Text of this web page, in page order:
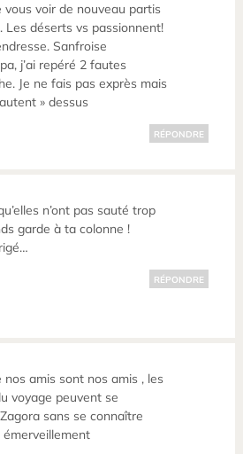
vous voir de nouveau partis
Les déserts vs passionnent!
Sanfroise
j’ai repéré 2 fautes
Je ne fais pas exprès mais
» dessus
RÉPONDRE
n’ont pas sauté trop
garde à ta colonne !
RÉPONDRE
nos amis sont nos amis , les
voyage peuvent se
sans se connaître
émerveillement